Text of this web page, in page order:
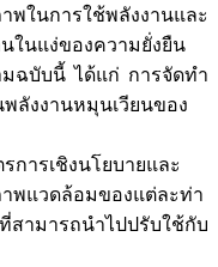
ในการใช้พลังงานและ
ในแง่ของความยั่งยืน
ฉบับนี้ ได้แก่ การจัดทำ
ลังงานหมุนเวียนของ
การเชิงนโยบายและ
พแวดล้อมของแต่ละท่า
สามารถนำไปปรับใช้กับ